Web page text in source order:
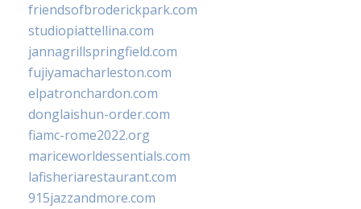
friendsofbroderickpark.com
studiopiattellina.com
jannagrillspringfield.com
fujiyamacharleston.com
elpatronchardon.com
donglaishun-order.com
fiamc-rome2022.org
mariceworldessentials.com
lafisheriarestaurant.com
915jazzandmore.com